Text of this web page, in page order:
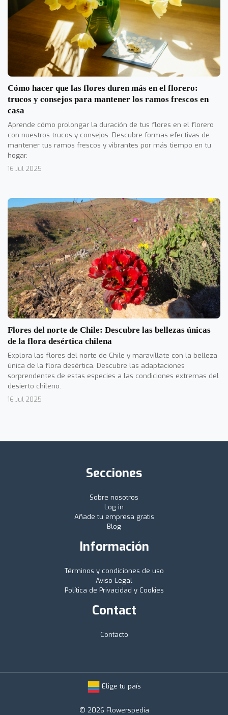
Cómo hacer que las flores duren más en el florero:
trucos y consejos para mantener los ramos frescos en
casa
Aprende cómo prolongar la duración de tus flores en el florero
con nuestros trucos y consejos. Descubre formas efectivas de
mantener tus ramos frescos y vibrantes por más tiempo en tu
hogar.
16 Jul 2025
Flores del norte de Chile: Descubre las bellezas únicas
de la flora desértica chilena
Explora las flores del norte de Chile y maravíllate con la belleza
única de la flora desértica. Descubre las adaptaciones
sorprendentes de estas especies a las condiciones extremas del
desierto chileno.
16 Jul 2025
Secciones
Sobre nosotros
Log in
Añade tu empresa gratis
Blog
Información
Términos y condiciones de uso
Aviso Legal
Política de Privacidad y Cookies
Contact
Contacto
Elige tu país
© 2026 Flowerspedia